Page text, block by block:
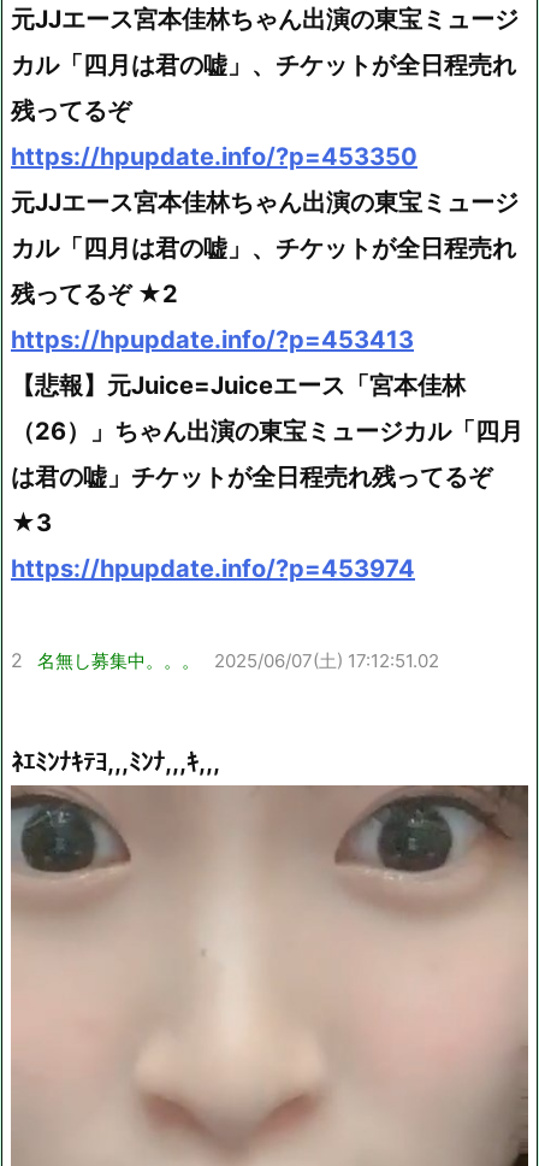
元JJエース宮本佳林ちゃん出演の東宝ミュージ
カル「四月は君の嘘」、チケットが全日程売れ
残ってるぞ
https://hpupdate.info/?p=453350
元JJエース宮本佳林ちゃん出演の東宝ミュージ
カル「四月は君の嘘」、チケットが全日程売れ
残ってるぞ ★2
https://hpupdate.info/?p=453413
【悲報】元Juice=Juiceエース「宮本佳林
（26）」ちゃん出演の東宝ミュージカル「四月
は君の嘘」チケットが全日程売れ残ってるぞ
★3
https://hpupdate.info/?p=453974
2 名無し募集中。。。 2025/06/07(土) 17:12:51.02
ﾈｴﾐﾝﾅｷﾃﾖ,,,ﾐﾝﾅ,,,ｷ,,,